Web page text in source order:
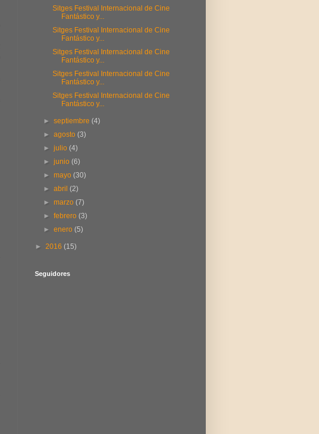
Sitges Festival Internacional de Cine
Fantástico y...
Sitges Festival Internacional de Cine
Fantástico y...
Sitges Festival Internacional de Cine
Fantástico y...
Sitges Festival Internacional de Cine
Fantástico y...
Sitges Festival Internacional de Cine
Fantástico y...
►septiembre(4)
►agosto(3)
►julio(4)
►junio(6)
►mayo(30)
►abril(2)
►marzo(7)
►febrero(3)
►enero(5)
► 2016 (15)
Seguidores